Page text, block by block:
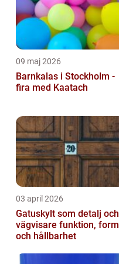
09 maj 2026
Barnkalas i Stockholm -
fira med Kaatach
03 april 2026
Gatuskylt som detalj och
vägvisare funktion, form
och hållbarhet